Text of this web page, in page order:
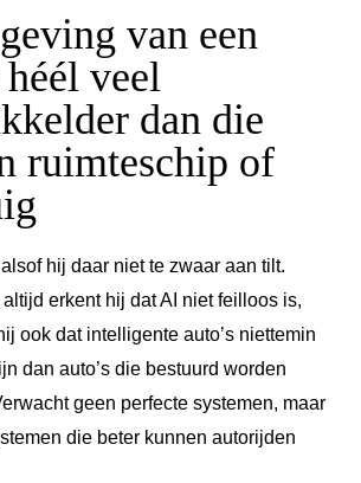
van een
veel
dan die
ruimteschip of
hij daar niet te zwaar aan tilt.
erkent hij dat AI niet feilloos is,
ook dat intelligente auto’s niettemin
dan auto’s die bestuurd worden
geen perfecte systemen, maar
die beter kunnen autorijden